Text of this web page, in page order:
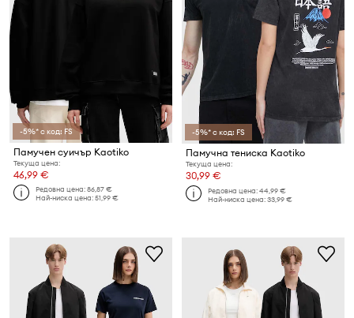
-5%* с код: FS
Памучен суичър Kaotiko
Текуща цена:
46,99 €
Редовна цена:86,87 €
Най-ниска цена:51,99 €
-5%* с код: FS
Памучна тениска Kaotiko
Текуща цена:
30,99 €
Редовна цена:44,99 €
Най-ниска цена:33,99 €